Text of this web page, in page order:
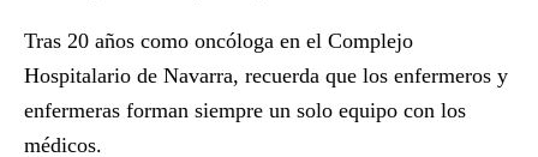
Tras 20 años como oncóloga en el Complejo
Hospitalario de Navarra, recuerda que los enfermeros y
enfermeras forman siempre un solo equipo con los
médicos.